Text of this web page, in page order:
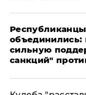
объединились:
сильную
санкций"